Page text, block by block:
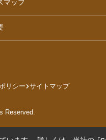
マップ
リシー サイトマップ
Reserved.